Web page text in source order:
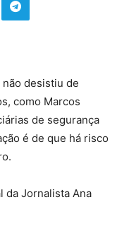
desistiu de
como Marcos
de segurança
é de que há risco
da Jornalista Ana